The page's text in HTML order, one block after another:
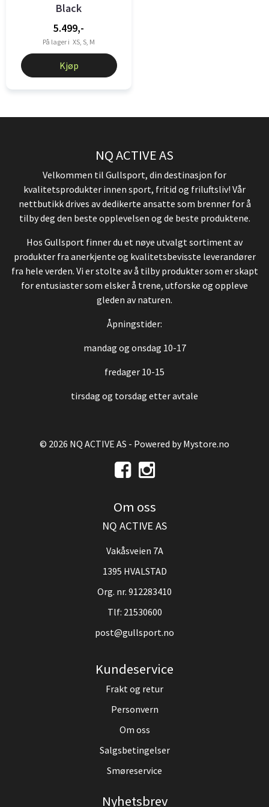
Black
5.499,-
På lager i XS, S, M
Kjøp
NQ ACTIVE AS
Velkommen til Gullsport, din destinasjon for
kvalitetsprodukter innen sport, fritid og friluftsliv! Vår
nettbutikk drives av dedikerte ansatte som brenner for å
tilby deg den beste opplevelsen og de beste produktene.
Hos Gullsport finner du et nøye utvalgt sortiment av
produkter fra anerkjente og kvalitetsbevisste leverandører
fra hele verden. Vi er stolte av å tilby produkter som er skapt
for entusiaster som elsker å trene, utforske og oppleve
gleden av naturen.
Åpningstider:
mandag og onsdag 10-17
fredager 10-15
tirsdag og torsdag etter avtale
© 2026 NQ ACTIVE AS - Powered byMystore.no
Om oss
NQ ACTIVE AS
Vakåsveien 7A
1395 HVALSTAD
Org. nr. 912283410
Tlf: 21530600
post@gullsport.no
Kundeservice
Frakt og retur
Personvern
Om oss
Salgsbetingelser
Smøreservice
Nyhetsbrev